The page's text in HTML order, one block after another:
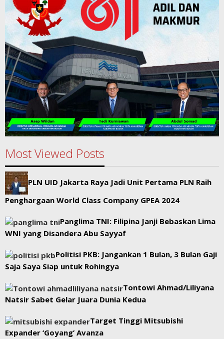
Most Viewed Posts
PLN UID Jakarta Raya Jadi Unit Pertama PLN Raih
Penghargaan World Class Company GPEA 2024
Panglima TNI: Filipina Janji Bebaskan Lima
WNI yang Disandera Abu Sayyaf
Politisi PKB: Jangankan 1 Bulan, 3 Bulan Gaji
Saja Saya Siap untuk Rohingya
Tontowi Ahmad/Liliyana
Natsir Sabet Gelar Juara Dunia Kedua
Target Tinggi Mitsubishi
Expander ‘Goyang’ Avanza